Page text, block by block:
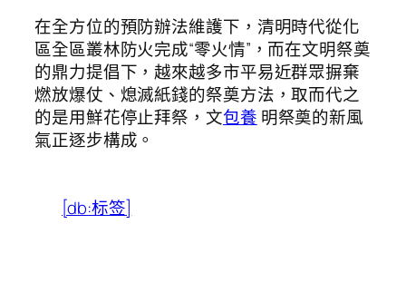
在全方位的預防辦法維護下，清明時代從化
區全區叢林防火完成“零火情”，而在文明祭奠
的鼎力提倡下，越來越多市平易近群眾摒棄
燃放爆仗、熄滅紙錢的祭奠方法，取而代之
的是用鮮花停止拜祭，文包養 明祭奠的新風
氣正逐步構成。
[db:标签]